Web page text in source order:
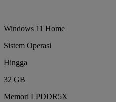
Windows 11 Home
Sistem Operasi
Hingga
32 GB
Memori LPDDR5X